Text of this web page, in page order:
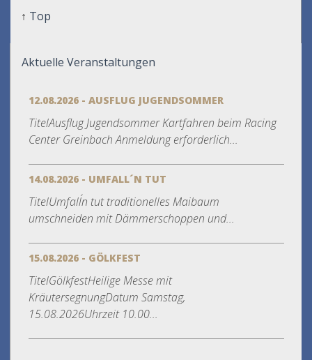
↑ Top
Aktuelle Veranstaltungen
12.08.2026 - AUSFLUG JUGENDSOMMER
TitelAusflug Jugendsommer Kartfahren beim Racing
Center Greinbach Anmeldung erforderlich...
14.08.2026 - UMFALL´N TUT
TitelUmfall´n tut traditionelles Maibaum
umschneiden mit Dämmerschoppen und...
15.08.2026 - GÖLKFEST
TitelGölkfestHeilige Messe mit
KräutersegnungDatum Samstag,
15.08.2026Uhrzeit 10.00...